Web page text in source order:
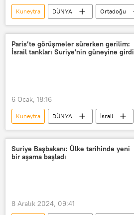
Kuneytra DÜNYA
Ortadoğu
İsrail
Suriye
Suriye Devlet Başkanlığı
Suriye hükümeti
Paris’te görüşmeler sürerken gerilim:
İsrail tankları Suriye'nin güneyine girdi
6 Ocak, 18:16
Kuneytra DÜNYA
İsrail
Suriye
Ortadoğu
Golan Tepeleri
Suriye Başbakanı: Ülke tarihinde yeni
bir aşama başladı
8 Aralık 2024, 09:41